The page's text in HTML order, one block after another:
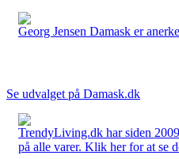
Georg Jensen Damask er
Se udvalget på Damask.dk
TrendyLiving.dk har siden
på alle varer. Klik her for at se